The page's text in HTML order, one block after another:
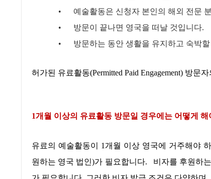
•
예술활동은 신청자 본인의 해외 전문
•
방문이 끝나면 영국을 떠날 것입니다.
•
방문하는 동안 생활을 유지하고 숙박
허가된 유료활동(Permitted Paid Engagement) 방문자
1개월 이상의 유료활동 방문일 경우에는 어떻게 해
유료의 예술활동이 1개월 이상 영국에 거주해야
원하는 영국 법인)가 필요합니다.
비자를 후원하